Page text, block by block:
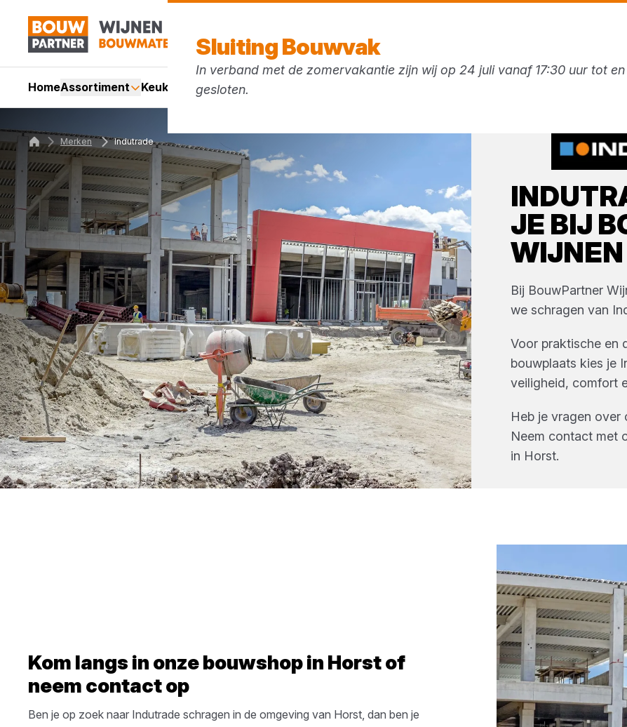
HomeAssortiment Keukens Services
JE BIJ
WIJNEN
Bij BouwPartner
we schragen van
Voor praktische en
bouwplaats kies je
veiligheid, comfort
Heb je vragen over
Neem contact met
in Horst.
Merken Indutrade
Kom langs in onze bouwshop in Horstof
neem contact op
Ben je op zoek naar Indutrade schragen in de omgeving van Horst , dan ben je
Sluiting Bouwvak
In verband met de zomervakantie zijn wij op 24 juli vanaf 17:30 uur tot
gesloten.